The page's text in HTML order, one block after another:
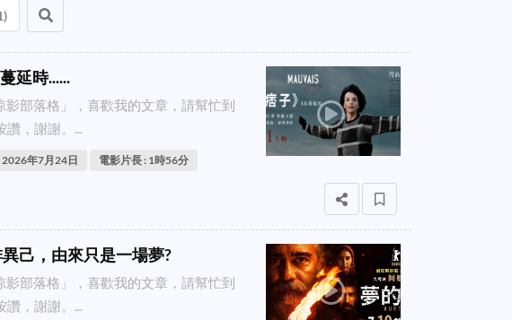
)
延時......
部落格」，喜歡我的文章，請幫忙到
讚，謝謝。...
2026年7月24日 電影片長 : 1時56分
異己，由來只是一場夢?
影部落格」，喜歡我的文章，請幫忙到
讚，謝謝。...